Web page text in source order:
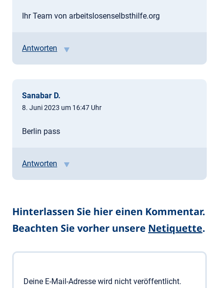
Ihr Team von arbeitslosenselbsthilfe.org
Antworten
Sanabar D.
8. Juni 2023 um 16:47 Uhr
Berlin pass
Antworten
Hinterlassen Sie hier einen Kommentar.
Beachten Sie vorher unsere Netiquette.
Deine E-Mail-Adresse wird nicht veröffentlicht.